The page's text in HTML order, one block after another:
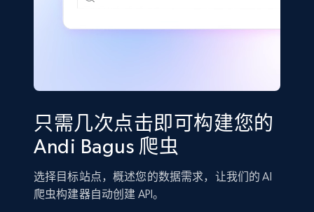
只需几次点击即可构建您的
Andi Bagus 爬虫
选择目标站点，概述您的数据需求，让我们的 AI
爬虫构建器自动创建 API。